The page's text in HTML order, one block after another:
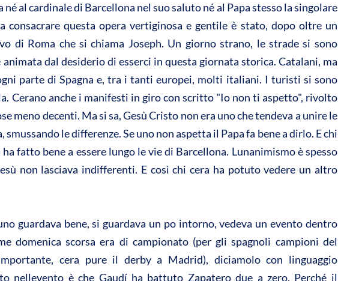
né al cardinale di Barcellona nel suo saluto né al Papa stesso la singolare
consacrare questa opera vertiginosa e gentile è stato, dopo oltre un
di Roma che si chiama Joseph. Un giorno strano, le strade si sono
dal desiderio di esserci in questa giornata storica. Catalani, ma
parte di Spagna e, tra i tanti europei, molti italiani. I turisti si sono
Cerano anche i manifesti in giro con scritto "Io non ti aspetto", rivolto
meno decenti. Ma si sa, Gesù Cristo non era uno che tendeva a unire le
smussando le differenze. Se uno non aspetta il Papa fa bene a dirlo. E chi
fatto bene a essere lungo le vie di Barcellona. Lunanimismo è spesso
non lasciava indifferenti. E così chi cera ha potuto vedere un altro
guardava bene, si guardava un po intorno, vedeva un evento dentro
domenica scorsa era di campionato (per gli spagnoli campioni del
cera pure il derby a Madrid), diciamolo con linguaggio
nellevento è che Gaudí ha battuto Zapatero due a zero. Perché il